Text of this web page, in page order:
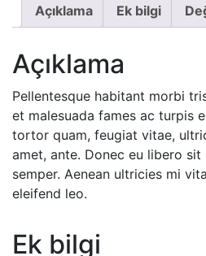
Açıklama Ek bilgi
Açıklama
Pellentesque habitant morbi
et malesuada fames ac turpis
tortor quam, feugiat vitae,
amet, ante. Donec eu libero
semper. Aenean ultricies mi
eleifend leo.
Ek bilgi